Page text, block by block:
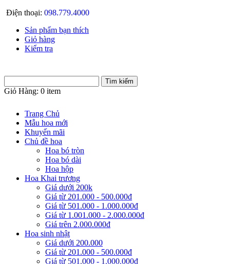
Điện thoại: 098.779.4000
Sản phẩm bạn thích
Giỏ hàng
Kiểm tra
Giỏ Hàng: 0 item
Trang Chủ
Mẫu hoa mới
Khuyến mãi
Chủ đề hoa
Hoa bó tròn
Hoa bó dài
Hoa hộp
Hoa Khai trương
Giá dưới 200k
Giá từ 201.000 - 500.000đ
Giá từ 501.000 - 1.000.000đ
Giá từ 1.001.000 - 2.000.000đ
Giá trên 2.000.000đ
Hoa sinh nhật
Giá dưới 200.000
Giá từ 201.000 - 500.000đ
Giá từ 501.000 - 1.000.000đ